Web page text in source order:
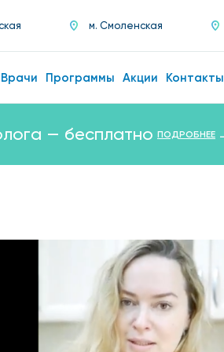
м. Смоленская
Врачи Программы Акции Контакты
— бесплатно ПОДРОБНЕЕ